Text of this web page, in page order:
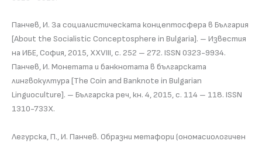
Панчев, И. За социалистическата концептосфера в България
[About the Socialistic Conceptosphere in Bulgaria]. – Известия
на ИБЕ, София, 2015, XXVIII, с. 252 – 272. ISSN 0323-9934.
Панчев, И. Монетата и банкнотата в българската
лингвокултура [The Coin and Banknote in Bulgarian
Linguoculture]. – Българска реч, кн. 4, 2015, с. 114 – 118. ISSN
1310-733Х.
Легурска, П., И. Панчев. Образни метафори (ономасиологичен